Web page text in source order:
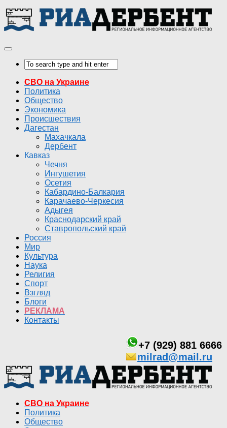
СВО на Украине
Политика
Общество
Экономика
Происшествия
Дагестан
Махачкала
Дербент
Кавказ
Чечня
Ингушетия
Осетия
Кабардино-Балкария
Карачаево-Черкесия
Адыгея
Краснодарский край
Ставропольский край
Россия
Мир
Культура
Наука
Религия
Спорт
Взгляд
Блоги
РЕКЛАМА
Контакты
+7 (929) 881 6666
milrad@mail.ru
СВО на Украине
Политика
Общество